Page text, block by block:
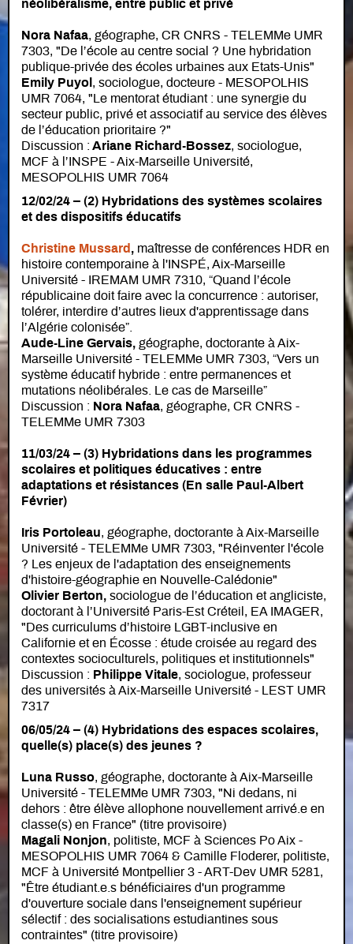
néolibéralisme, entre public et privé
Nora Nafaa, géographe, CR CNRS - TELEMMe UMR
7303, "De l’école au centre social ? Une hybridation
publique-privée des écoles urbaines aux Etats-Unis"
Emily Puyol , sociologue, docteure - MESOPOLHIS
UMR 7064, "Le mentorat étudiant : une synergie du
secteur public, privé et associatif au service des élèves
de l’éducation prioritaire ?"
Discussion : Ariane Richard-Bossez, sociologue,
MCF à l’INSPE - Aix-Marseille Université,
MESOPOLHIS UMR 7064
12/02/24 – (2) Hybridations des systèmes scolaires
et des dispositifs éducatifs
Christine Mussard , maîtresse de conférences HDR en
histoire contemporaine à l'INSPÉ, Aix-Marseille
Université - IREMAM UMR 7310, “Quand l’école
républicaine doit faire avec la concurrence : autoriser,
tolérer, interdire d’autres lieux d'apprentissage dans
l’Algérie colonisée”.
Aude-Line Gervais, géographe, doctorante à Aix-
Marseille Université - TELEMMe UMR 7303, “Vers un
système éducatif hybride : entre permanences et
mutations néolibérales. Le cas de Marseille”
Discussion : Nora Nafaa, géographe, CR CNRS -
TELEMMe UMR 7303
11/03/24 – (3) Hybridations dans les programmes
scolaires et politiques éducatives : entre
adaptations et résistances (En salle Paul-Albert
Février)
Iris Portoleau, géographe, doctorante à Aix-Marseille
Université - TELEMMe UMR 7303, "Réinventer l'école
? Les enjeux de l'adaptation des enseignements
d'histoire-géographie en Nouvelle-Calédonie"
Olivier Berton, sociologue de l’éducation et angliciste,
doctorant à l’Université Paris-Est Créteil, EA IMAGER,
"Des curriculums d’histoire LGBT-inclusive en
Californie et en Écosse : étude croisée au regard des
contextes socioculturels, politiques et institutionnels"
Discussion : Philippe Vitale, sociologue, professeur
des universités à Aix-Marseille Université - LEST UMR
7317
06/05/24 – (4) Hybridations des espaces scolaires,
quelle(s) place(s) des jeunes ?
Luna Russo, géographe, doctorante à Aix-Marseille
Université - TELEMMe UMR 7303, "Ni dedans, ni
dehors : être élève allophone nouvellement arrivé.e en
classe(s) en France" (titre provisoire)
Magali Nonjon, politiste, MCF à Sciences Po Aix -
MESOPOLHIS UMR 7064 & Camille Floderer, politiste,
MCF à Université Montpellier 3 - ART-Dev UMR 5281,
"Être étudiant.e.s bénéficiaires d'un programme
d'ouverture sociale dans l'enseignement supérieur
sélectif : des socialisations estudiantines sous
contraintes" (titre provisoire)